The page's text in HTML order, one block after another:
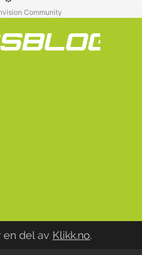
Community
en del av Klikk.no.